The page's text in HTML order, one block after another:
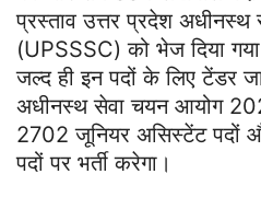
प्रस्ताव उत्तर प्रदेश
(UPSSSC) को भेज दिया
जल्द ही इन पदों के लिए टेंडर
अधीनस्थ सेवा चयन आयोग
2702 जूनियर असिस्टेंट
पदों पर भर्ती करेगा।